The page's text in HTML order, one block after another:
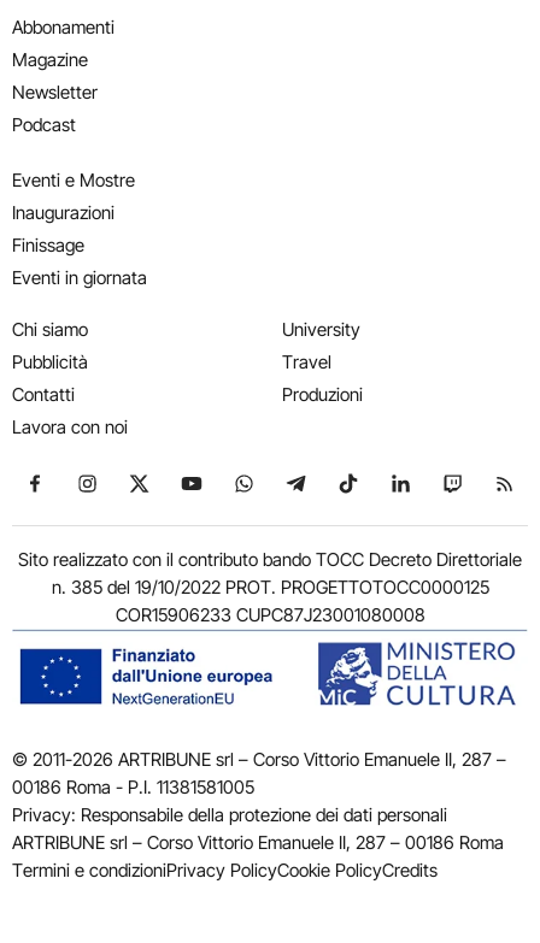
Abbonamenti
Magazine
Newsletter
Podcast
Eventi e Mostre
Inaugurazioni
Finissage
Eventi in giornata
Chi siamo
Pubblicità
Contatti
Lavora con noi
University
Travel
Produzioni
Seguici su Facebook
Seguici su Instagram
Seguici su X
Seguici su YouTube
Seguici su WhatsApp
Seguici su Telegram
Seguici su TikTok
Seguici su
Seguici
Sito realizzato con il contributo bando TOCC Decreto Direttoriale
n. 385 del 19/10/2022 PROT. PROGETTOTOCC0000125
COR15906233 CUPC87J23001080008
© 2011-2026 ARTRIBUNE srl – Corso Vittorio Emanuele II, 287 –
00186 Roma - P.I. 11381581005
Privacy: Responsabile della protezione dei dati personali
ARTRIBUNE srl – Corso Vittorio Emanuele II, 287 – 00186 Roma
Termini e condizioniPrivacy PolicyCookie PolicyCredits